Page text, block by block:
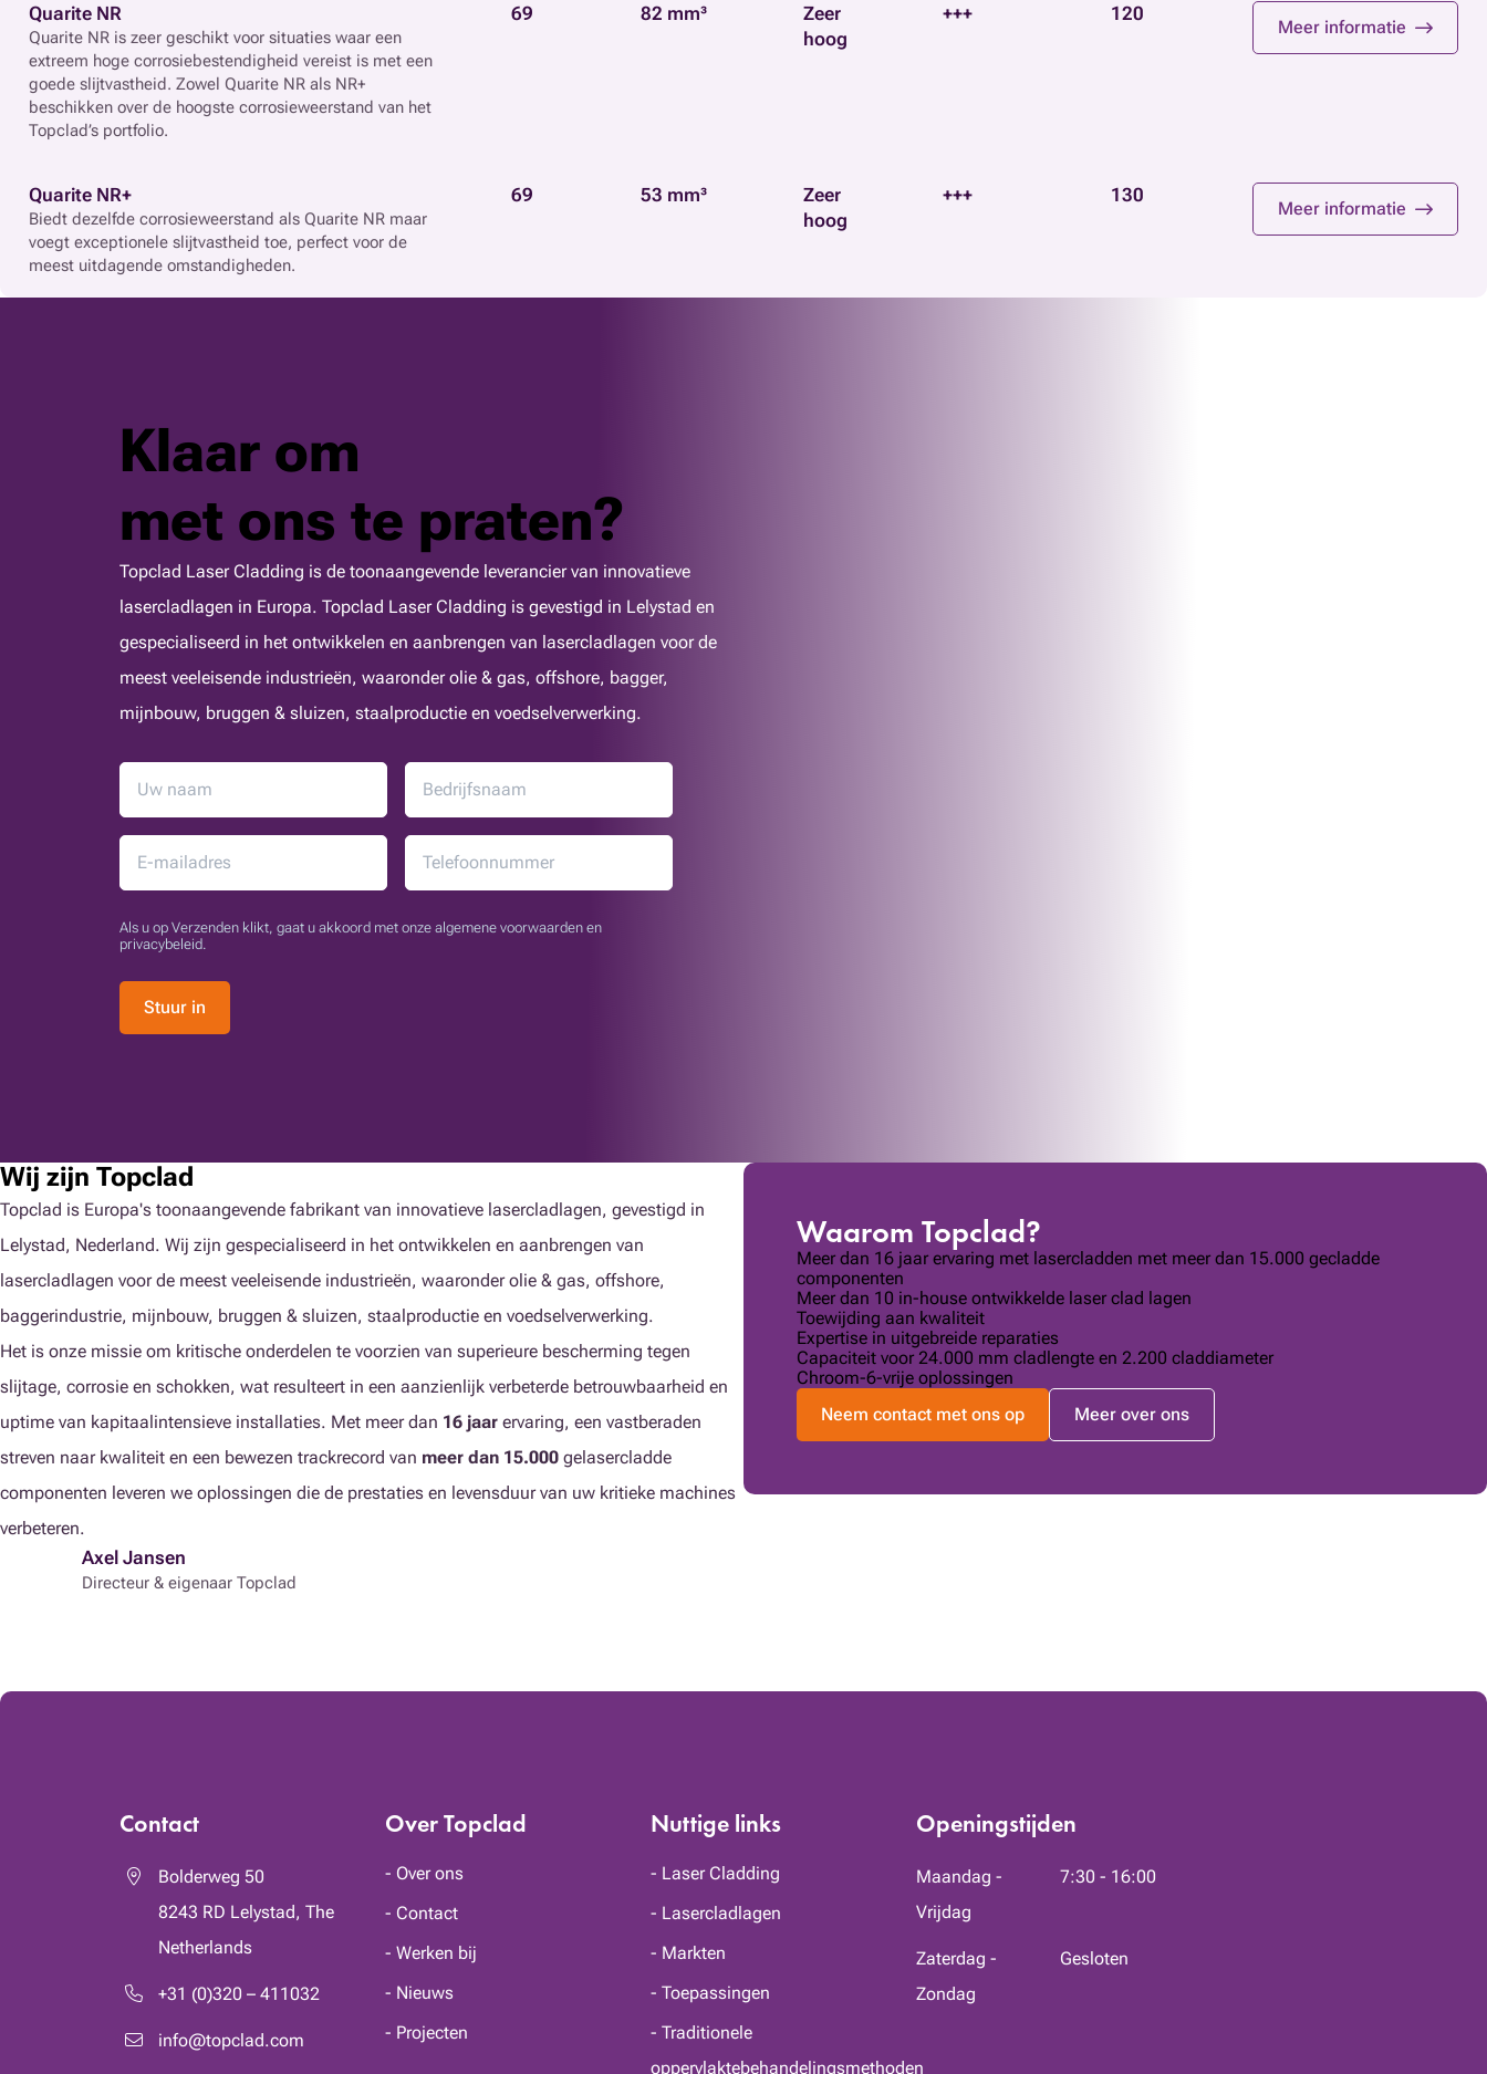
Quarite NR
Quarite NR is zeer geschikt voor situaties waar een
extreem hoge corrosiebestendigheid vereist is met een
goede slijtvastheid. Zowel Quarite NR als NR+
beschikken over de hoogste corrosieweerstand van het
Topclad’s portfolio.
69 82 mm³
Zeer
hoog
+++ 120
Meer informatie
Quarite NR+
Biedt dezelfde corrosieweerstand als Quarite NR maar
voegt exceptionele slijtvastheid toe, perfect voor de
meest uitdagende omstandigheden.
69 53 mm³
Zeer
hoog
+++ 130
Meer informatie
Klaar om
met ons te praten?
Topclad Laser Cladding is de toonaangevende leverancier van innovatieve
lasercladlagen in Europa. Topclad Laser Cladding is gevestigd in Lelystad en
gespecialiseerd in het ontwikkelen en aanbrengen van lasercladlagen voor de
meest veeleisende industrieën, waaronder olie & gas, offshore, bagger,
mijnbouw, bruggen & sluizen, staalproductie en voedselverwerking.
Als u op Verzenden klikt, gaat u akkoord met onze algemene voorwaarden en
privacybeleid.
Stuur in
Wij zijn Topclad
Topclad is Europa's toonaangevende fabrikant van innovatieve lasercladlagen, gevestigd in
Lelystad, Nederland. Wij zijn gespecialiseerd in het ontwikkelen en aanbrengen van
lasercladlagen voor de meest veeleisende industrieën, waaronder olie & gas, offshore,
baggerindustrie, mijnbouw, bruggen & sluizen, staalproductie en voedselverwerking.
Het is onze missie om kritische onderdelen te voorzien van superieure bescherming tegen
slijtage, corrosie en schokken, wat resulteert in een aanzienlijk verbeterde betrouwbaarheid en
uptime van kapitaalintensieve installaties. Met meer dan 16 jaar ervaring, een vastberaden
streven naar kwaliteit en een bewezen trackrecord van meer dan 15.000 gelasercladde
componenten leveren we oplossingen die de prestaties en levensduur van uw kritieke machines
verbeteren.
Axel Jansen
Directeur & eigenaar Topclad
Waarom Topclad?
Meer dan 16 jaar ervaring met lasercladden met meer dan 15.000 gecladde
componenten
Meer dan 10 in-house ontwikkelde laser clad lagen
Toewijding aan kwaliteit
Expertise in uitgebreide reparaties
Capaciteit voor 24.000 mm cladlengte en 2.200 claddiameter
Chroom-6-vrije oplossingen
Neem contact met ons op
Meer over ons
Contact
Bolderweg 50
8243 RD Lelystad, The
Netherlands
+31 (0)320 – 411032
info@topclad.com
Over Topclad
Over ons
Contact
Werken bij
Nieuws
Projecten
Nuttige links
Laser Cladding
Lasercladlagen
Markten
Toepassingen
Traditionele
oppervlaktebehandelingsmethoden
Openingstijden
Maandag -
Vrijdag
7:30 - 16:00
Zaterdag -
Zondag
Gesloten